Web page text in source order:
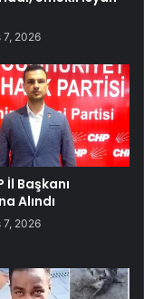
7, 2026
İl Başkanı
Alındı
7, 2026